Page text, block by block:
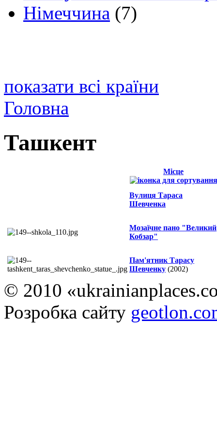
Німеччина (7)
показати всі країни
Головна
Ташкент
Місце
Вулиця Тараса
Шевченка
Мозаїчне пано "Великий
Кобзар"
Пам'ятник Тарасу
Шевченку (2002)
© 2010
Розробка сайту